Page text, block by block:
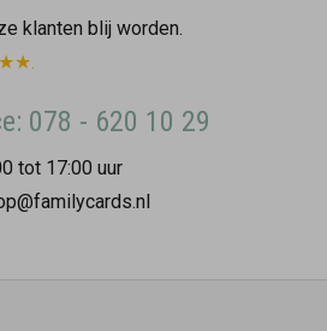
klanten blij worden.
078 - 620 10 29
tot 17:00 uur